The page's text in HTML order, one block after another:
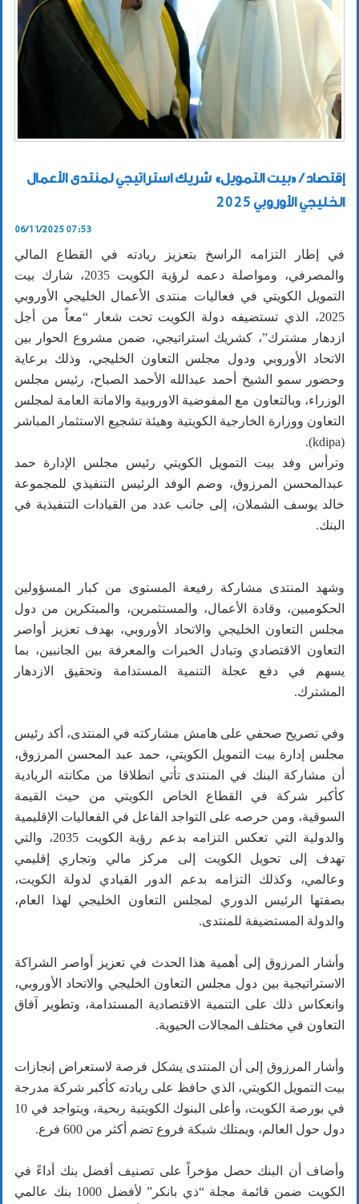
إقتصاد / «بيت التمويل» شريك استراتيجي لمنتدى الأعمال
الخليجي الأوروبي 2025
06/11/2025 07:53
في إطار التزامه الراسخ بتعزيز ريادته في القطاع المالي
والمصرفي، ومواصلة دعمه لرؤية الكويت 2035، شارك بيت
التمويل الكويتي في فعاليات منتدى الأعمال الخليجي الأوروبي
2025، الذي تستضيفه دولة الكويت تحت شعار “معاً من أجل
ازدهار مشترك”، كشريك استراتيجي، ضمن مشروع الحوار بين
الاتحاد الأوروبي ودول مجلس التعاون الخليجي، وذلك برعاية
وحضور سمو الشيخ أحمد عبدالله الأحمد الصباح، رئيس مجلس
الوزراء، وبالتعاون مع المفوضية الاوروبية والامانة العامة لمجلس
التعاون ووزارة الخارجية الكويتية وهيئة تشجيع الاستثمار المباشر
(kdipa).
وترأس وفد بيت التمويل الكويتي رئيس مجلس الإدارة حمد
عبدالمحسن المرزوق، وضم الوفد الرئيس التنفيذي للمجموعة
خالد يوسف الشملان، إلى جانب عدد من القيادات التنفيذية في
البنك.
وشهد المنتدى مشاركة رفيعة المستوى من كبار المسؤولين
الحكوميين، وقادة الأعمال، والمستثمرين، والمبتكرين من دول
مجلس التعاون الخليجي والاتحاد الأوروبي، بهدف تعزيز أواصر
التعاون الاقتصادي وتبادل الخبرات والمعرفة بين الجانبين، بما
يسهم في دفع عجلة التنمية المستدامة وتحقيق الازدهار
المشترك.
وفي تصريح صحفي على هامش مشاركته في المنتدى، أكد رئيس
مجلس إدارة بيت التمويل الكويتي، حمد عبد المحسن المرزوق،
أن مشاركة البنك في المنتدى تأتي انطلاقا من مكانته الريادية
كأكبر شركة في القطاع الخاص الكويتي من حيث القيمة
السوقية، ومن حرصه على التواجد الفاعل في الفعاليات الإقليمية
والدولية التي تعكس التزامه بدعم رؤية الكويت 2035، والتي
تهدف إلى تحويل الكويت إلى مركز مالي وتجاري إقليمي
وعالمي، وكذلك التزامه بدعم الدور القيادي لدولة الكويت،
بصفتها الرئيس الدوري لمجلس التعاون الخليجي لهذا العام،
والدولة المستضيفة للمنتدى.
وأشار المرزوق إلى أهمية هذا الحدث في تعزيز أواصر الشراكة
الاستراتيجية بين دول مجلس التعاون الخليجي والاتحاد الأوروبي،
وانعكاس ذلك على التنمية الاقتصادية المستدامة، وتطوير آفاق
التعاون في مختلف المجالات الحيوية.
وأشار المرزوق إلى أن المنتدى يشكل فرصة لاستعراض إنجازات
بيت التمويل الكويتي، الذي حافظ على ريادته كأكبر شركة مدرجة
في بورصة الكويت، وأعلى البنوك الكويتية ربحية، ويتواجد في 10
دول حول العالم، ويمتلك شبكة فروع تضم أكثر من 600 فرع.
وأضاف أن البنك حصل مؤخراً على تصنيف أفضل بنك أداءً في
الكويت ضمن قائمة مجلة “ذي بانكر” لأفضل 1000 بنك عالمي